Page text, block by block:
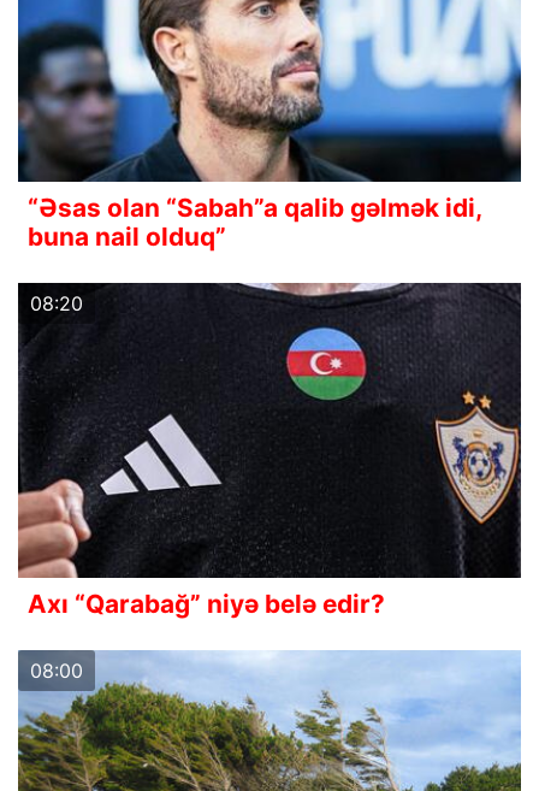
“Əsas olan “Sabah”a qalib gəlmək idi,
buna nail olduq”
08:20
Axı “Qarabağ” niyə belə edir?
08:00